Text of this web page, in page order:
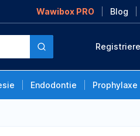
Wawibox PRO Blog
Endodontie Prophylaxe